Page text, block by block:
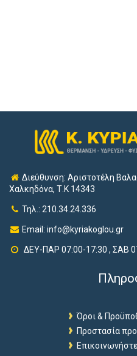
Διεύθυνση: Αριστοτέλη
Χαλκηδόνα, Τ.Κ 14343
Τηλ.: 210.34.24.336
Email: info@kyriakoglou.gr
ΔΕΥ-ΠΑΡ 07:00-17:30 , ΣΑΒ
Όροι &
Προστασία